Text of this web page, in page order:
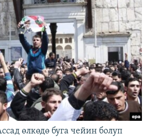
өлкөдө буга чейин болуп